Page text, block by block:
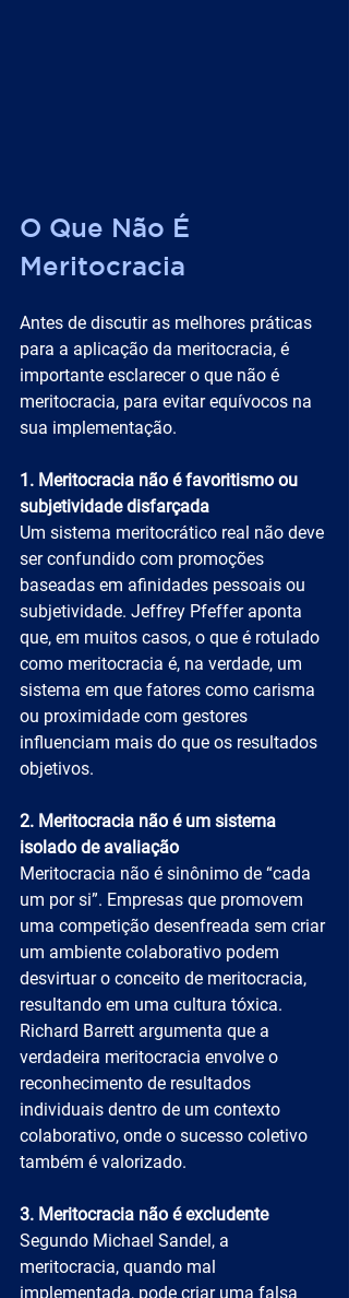
O Que Não É
Meritocracia
Antes de discutir as melhores práticas
para a aplicação da meritocracia, é
importante esclarecer o que não é
meritocracia, para evitar equívocos na
sua implementação.
1. Meritocracia não é favoritismo ou
subjetividade disfarçada
Um sistema meritocrático real não deve
ser confundido com promoções
baseadas em afinidades pessoais ou
subjetividade. Jeffrey Pfeffer aponta
que, em muitos casos, o que é rotulado
como meritocracia é, na verdade, um
sistema em que fatores como carisma
ou proximidade com gestores
influenciam mais do que os resultados
objetivos.
2. Meritocracia não é um sistema
isolado de avaliação
Meritocracia não é sinônimo de “cada
um por si”. Empresas que promovem
uma competição desenfreada sem criar
um ambiente colaborativo podem
desvirtuar o conceito de meritocracia,
resultando em uma cultura tóxica.
Richard Barrett argumenta que a
verdadeira meritocracia envolve o
reconhecimento de resultados
individuais dentro de um contexto
colaborativo, onde o sucesso coletivo
também é valorizado.
3. Meritocracia não é excludente
Segundo Michael Sandel, a
meritocracia, quando mal
implementada, pode criar uma falsa